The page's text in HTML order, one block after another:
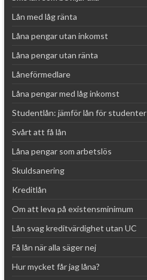
Lån med låg ränta
Låna pengar utan inkomst
Låna pengar utan ränta
Låneförmedlare
Låna pengar med låg inkomst
Studentlån: jämför lån för studenter
Svårt att få lån
Låna pengar som arbetslös
Skuldsanering
Kreditlån
Om att leva på existensminimum
Lån svag kreditvärdighet utan UC
Få lån när alla säger nej
Hur mycket får jag låna?